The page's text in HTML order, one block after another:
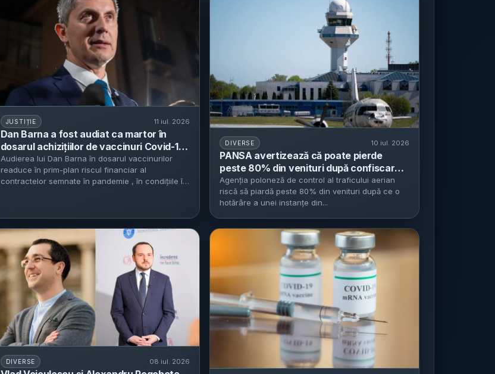
JUSTIȚIE 11 iul. 2026
Dan Barna a fost audiat ca martor în
dosarul achizițiilor de vaccinuri Covid-19
- Ancheta DNA vizează contracte de
peste 1 miliard de euro și obligații de circa
600 milioane de euro către Pfizer
Audierea lui Dan Barna în dosarul vaccinurilor
readuce în prim-plan riscul financiar al
contractelor semnate în pandemie , în condițiile în
DIVERSE 10 iul. 2026
PANSA avertizează că poate pierde
peste 80% din venituri după confiscarea
taxelor de rută de către Eurocontrol -
măsură legată de litigiul Poloniei cu Pfizer
privind vaccinurile COVID-19
Agenția poloneză de control al traficului aerian
riscă să piardă peste 80% din venituri după ce o
hotărâre a unei instanțe din...
DIVERSE 08 iul. 2026